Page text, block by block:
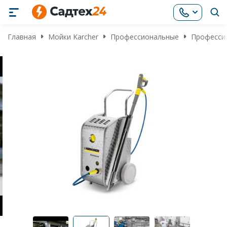
Главная Мойки Karcher Профессиональные